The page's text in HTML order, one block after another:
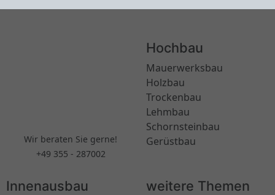
Wir beraten Sie gerne!
+49 355 - 287002
Hochbau
Mauerwerksbau
Holzbau
Trockenbau
Lehmbau
Schornsteinbau
Gerüstbau
Innenausbau weitere Themen